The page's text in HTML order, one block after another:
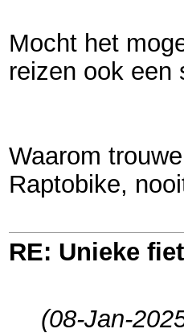
Mocht het
reizen ook een
Waarom
Raptobike,
RE: Unieke
(08-Jan-